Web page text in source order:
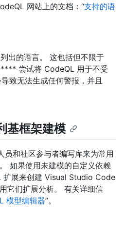
网站上的文档：“支持的语
出的语言。 这包括但不限于
尝试将 CodeQL 用于不受
致无法生成任何警报，并且
基框架建模
和社区参与者编写库来为常用
如果使用未建模的自定义依赖
扩展来创建 Visual Studio Code
它们扩展分析。 有关详细信
模型编辑器”。